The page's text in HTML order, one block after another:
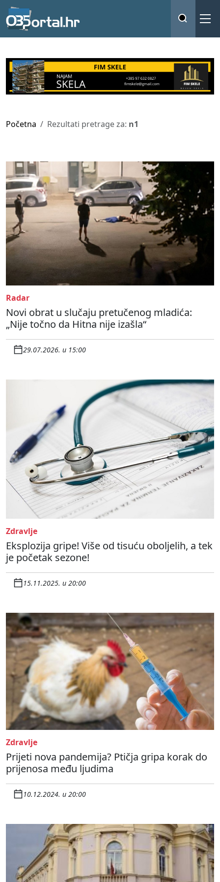
Početna Rezultati pretrage za: n1
Radar
Novi obrat u slučaju pretučenog mladića:
„Nije točno da Hitna nije izašla“
29.07.2026. u 15:00
Zdravlje
Eksplozija gripe! Više od tisuću oboljelih, a tek
je početak sezone!
15.11.2025. u 20:00
Zdravlje
Prijeti nova pandemija? Ptičja gripa korak do
prijenosa među ljudima
10.12.2024. u 20:00